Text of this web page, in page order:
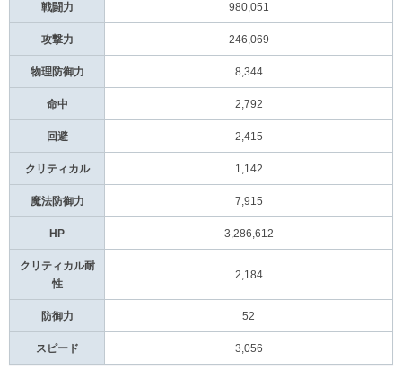
戦闘力 980,051
攻撃力 246,069
物理防御力 8,344
命中 2,792
回避 2,415
クリティカル 1,142
魔法防御力 7,915
HP 3,286,612
クリティカル耐
性
2,184
防御力 52
スピード 3,056